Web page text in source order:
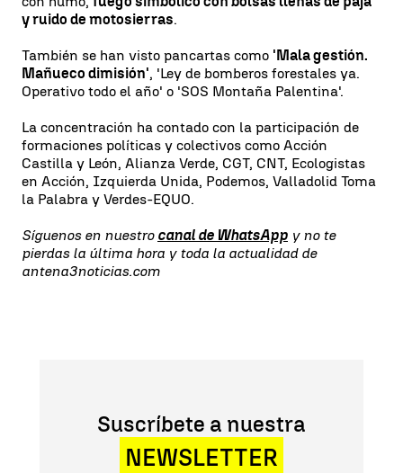
y ruido de motosierras.
También se han visto pancartas como 'Mala gestión.
Mañueco dimisión', 'Ley de bomberos forestales ya.
Operativo todo el año' o 'SOS Montaña Palentina'.
La concentración ha contado con la participación de
formaciones políticas y colectivos como Acción
Castilla y León, Alianza Verde, CGT, CNT, Ecologistas
en Acción, Izquierda Unida, Podemos, Valladolid Toma
la Palabra y Verdes-EQUO.
Síguenos en nuestro canal de WhatsApp y no te
pierdas la última hora y toda la actualidad de
antena3noticias.com
Suscríbete a nuestra
NEWSLETTER